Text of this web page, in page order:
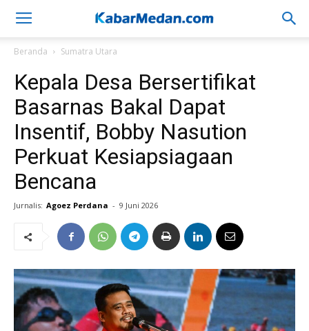
Beranda Sumatra Utara
Kepala Desa Bersertifikat
Basarnas Bakal Dapat
Insentif, Bobby Nasution
Perkuat Kesiapsiagaan
Bencana
Jurnalis: Agoez Perdana - 9 Juni 2026